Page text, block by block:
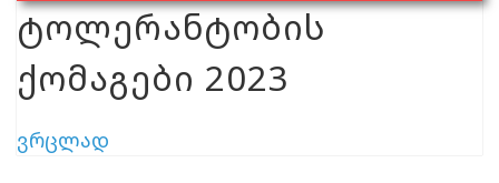
ტოლერანტობის
ქომაგები 2023
ვრცლად